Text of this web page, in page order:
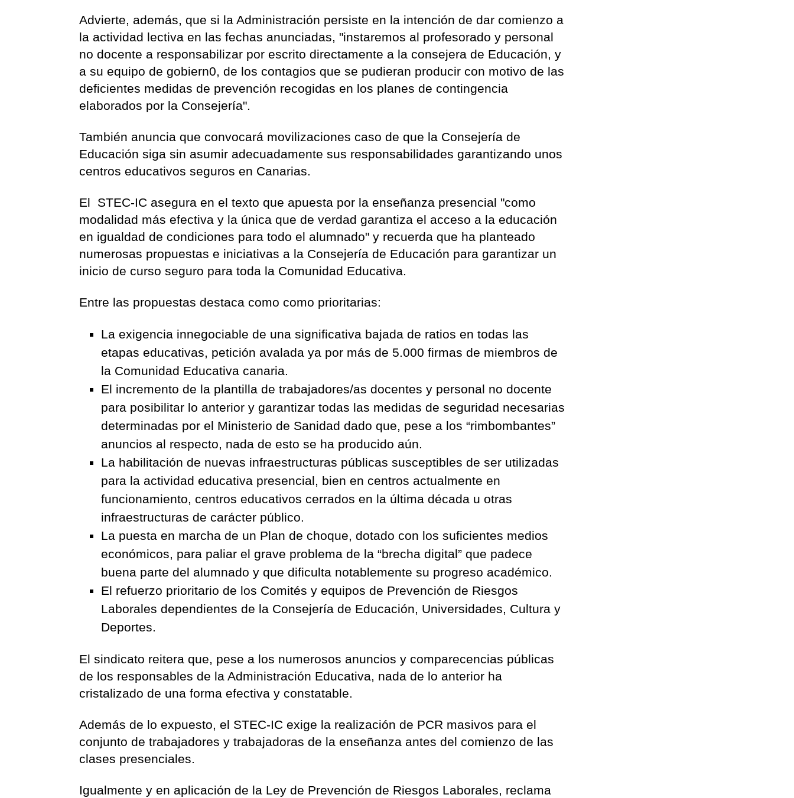
Advierte, además, que si la Administración persiste en la intención de dar comienzo a
la actividad lectiva en las fechas anunciadas, "instaremos al profesorado y personal
no docente a responsabilizar por escrito directamente a la consejera de Educación, y
a su equipo de gobiern0, de los contagios que se pudieran producir con motivo de las
deficientes medidas de prevención recogidas en los planes de contingencia
elaborados por la Consejería".
También anuncia que convocará movilizaciones caso de que la Consejería de
Educación siga sin asumir adecuadamente sus responsabilidades garantizando unos
centros educativos seguros en Canarias.
El STEC-IC asegura en el texto que apuesta por la enseñanza presencial "como
modalidad más efectiva y la única que de verdad garantiza el acceso a la educación
en igualdad de condiciones para todo el alumnado" y recuerda que ha planteado
numerosas propuestas e iniciativas a la Consejería de Educación para garantizar un
inicio de curso seguro para toda la Comunidad Educativa.
Entre las propuestas destaca como como prioritarias:
La exigencia innegociable de una significativa bajada de ratios en todas las
etapas educativas, petición avalada ya por más de 5.000 firmas de miembros de
la Comunidad Educativa canaria.
El incremento de la plantilla de trabajadores/as docentes y personal no docente
para posibilitar lo anterior y garantizar todas las medidas de seguridad necesarias
determinadas por el Ministerio de Sanidad dado que, pese a los “rimbombantes”
anuncios al respecto, nada de esto se ha producido aún.
La habilitación de nuevas infraestructuras públicas susceptibles de ser utilizadas
para la actividad educativa presencial, bien en centros actualmente en
funcionamiento, centros educativos cerrados en la última década u otras
infraestructuras de carácter público.
La puesta en marcha de un Plan de choque, dotado con los suficientes medios
económicos, para paliar el grave problema de la “brecha digital” que padece
buena parte del alumnado y que dificulta notablemente su progreso académico.
El refuerzo prioritario de los Comités y equipos de Prevención de Riesgos
Laborales dependientes de la Consejería de Educación, Universidades, Cultura y
Deportes.
El sindicato reitera que, pese a los numerosos anuncios y comparecencias públicas
de los responsables de la Administración Educativa, nada de lo anterior ha
cristalizado de una forma efectiva y constatable.
Además de lo expuesto, el STEC-IC exige la realización de PCR masivos para el
conjunto de trabajadores y trabajadoras de la enseñanza antes del comienzo de las
clases presenciales.
Igualmente y en aplicación de la Ley de Prevención de Riesgos Laborales, reclama